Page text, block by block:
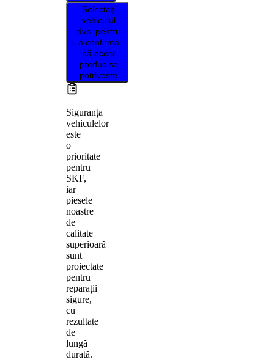
Selectați
vehiculul
dvs. pentru
a confirma
că acest
produs se
potrivește
Siguranța
vehiculelor
este
o
prioritate
pentru
SKF,
iar
piesele
noastre
de
calitate
superioară
sunt
proiectate
pentru
reparații
sigure,
cu
rezultate
de
lungă
durată.